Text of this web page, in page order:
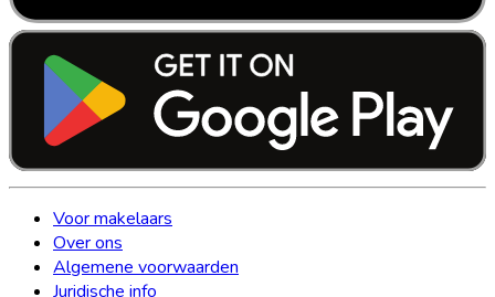
Voor makelaars
Over ons
Algemene voorwaarden
Juridische info